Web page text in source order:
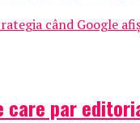
când Google
care par